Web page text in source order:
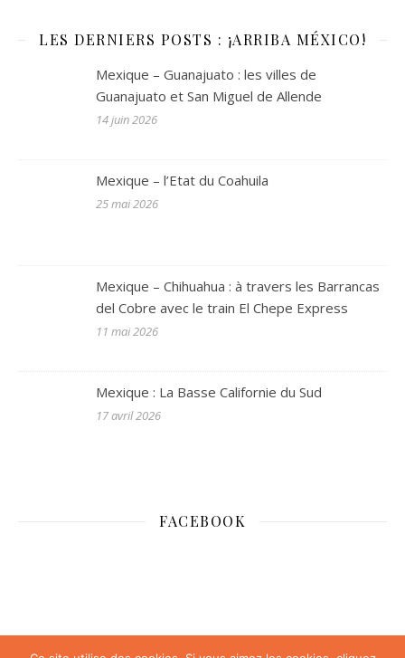
LES DERNIERS POSTS : ¡ARRIBA MÉXICO!
Mexique – Guanajuato : les villes de
Guanajuato et San Miguel de Allende
14 juin 2026
Mexique – l’Etat du Coahuila
25 mai 2026
Mexique – Chihuahua : à travers les Barrancas
del Cobre avec le train El Chepe Express
11 mai 2026
Mexique : La Basse Californie du Sud
17 avril 2026
FACEBOOK